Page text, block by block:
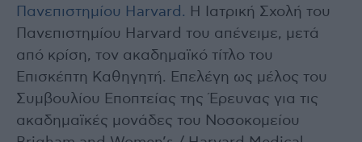
Πανεπιστημίου Harvard. Η Ιατρική Σχολή του
Πανεπιστημίου Harvard του απένειμε, μετά
από κρίση, τον ακαδημαϊκό τίτλο του
Επισκέπτη Καθηγητή. Επελέγη ως μέλος του
Συμβουλίου Εποπτείας της Έρευνας για τις
ακαδημαϊκές μονάδες του Νοσοκομείου